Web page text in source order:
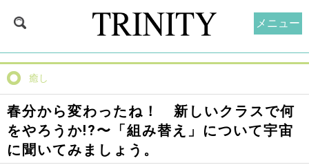
癒し
春分から変わったね！ 新しいクラスで何
をやろうか!?〜「組み替え」について宇宙
に聞いてみましょう。
メニュー